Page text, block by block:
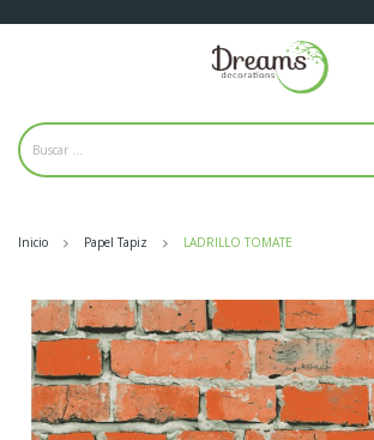
Inicio Papel Tapiz LADRILLO TOMATE